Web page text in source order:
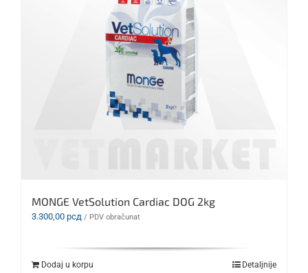
MONGE VetSolution Cardiac DOG 2kg
3.300,00 рсд / PDV obračunat
Dodaj u korpu Detaljnije